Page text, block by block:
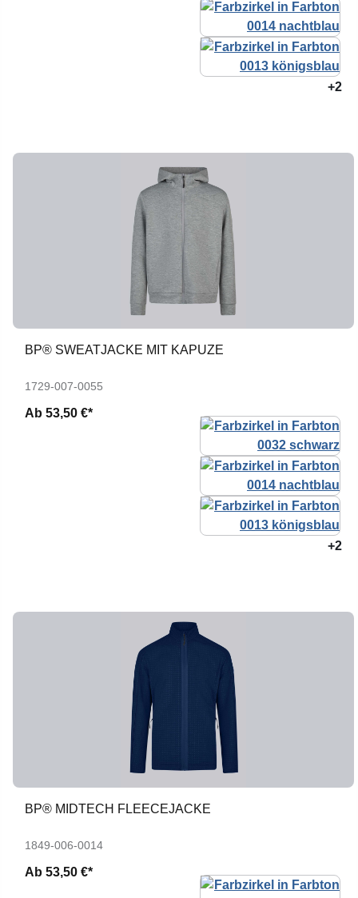
+2
BP® SWEATJACKE MIT KAPUZE
1729-007-0055
Ab 53,50 €*
+2
BP® MIDTECH FLEECEJACKE
1849-006-0014
Ab 53,50 €*